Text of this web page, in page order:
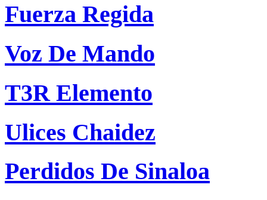
Fuerza Regida
Voz De Mando
T3R Elemento
Ulices Chaidez
Perdidos De Sinaloa